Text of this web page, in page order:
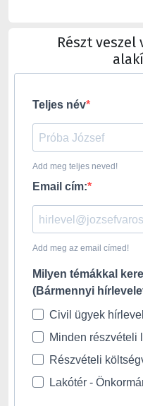
Részt veszel
Teljes név
Add meg teljes neved!
Email cím:
Add meg az email címed!
Milyen témákkal
(Bármennyi
Civil ügyek
Minden részvételi
Részvételi
Lakótér -